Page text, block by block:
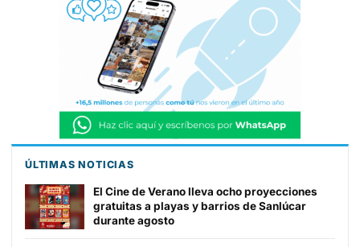
ÚLTIMAS NOTICIAS
El Cine de Verano lleva ocho proyecciones
gratuitas a playas y barrios de Sanlúcar
durante agosto